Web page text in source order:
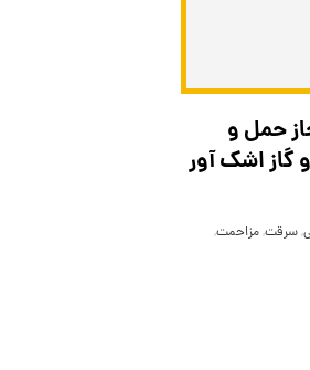
حمل و
گاز اشک آور
,سرقت,مزاحمت,